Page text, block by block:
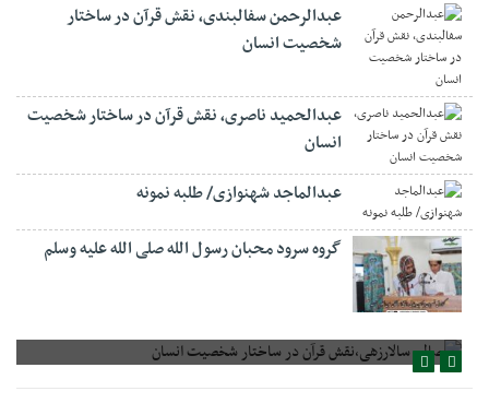
عبدالرحمن سفالبندی، نقش قرآن در ساختار
شخصیت انسان
عبدالحمید ناصری، نقش قرآن در ساختار شخصیت
انسان
عبدالماجد شهنوازی/ طلبه نمونه
گروه سرود محبان رسول الله صلی الله علیه وسلم
صالح سالارزهی،‌نقش قرآن در ساختار شخصیت انسان